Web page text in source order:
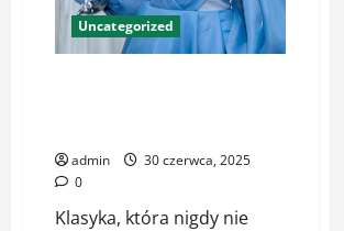
harmonijną
elegancję
Uncategorized
admin
30 czerwca, 2025
0
Klasyka, która nigdy nie